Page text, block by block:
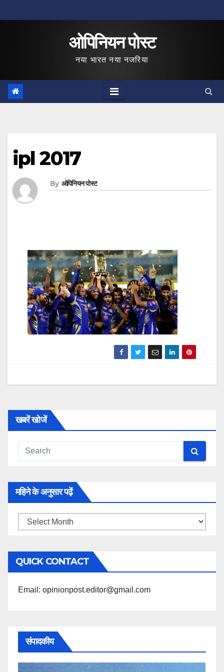
to
ओपिनियन पोस्ट
नया भारत नया नजरिया
ipl 2017
By ओपिनियन पोस्ट
खबरें खोजें
महिने के अनुसार पढ़ें
महिने
अनुसार
पढ़ें
QUICK CONTACT
Email: opinionpost.editor@gmail.com
संपादकीय